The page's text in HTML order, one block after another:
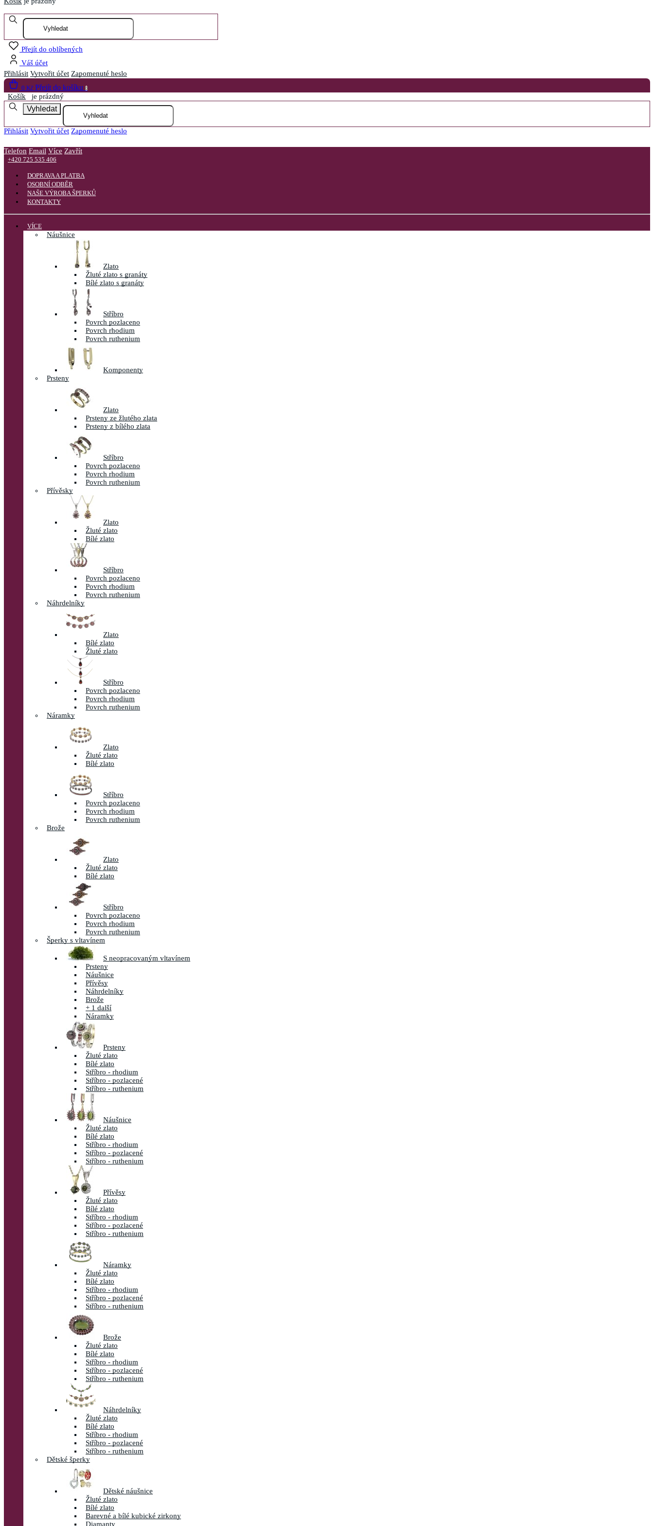
Přejít do oblíbených
Váš účet
Přihlásit Vytvořit účet Zapomenuté heslo
0 Kč Přejít do košíku 0
Košík je prázdný
Vyhledat
Přihlásit Vytvořit účet Zapomenuté heslo
Telefon Email Více Zavřít
+420 725 535 406
DOPRAVA A PLATBA
OSOBNÍ ODBĚR
NAŠE VÝROBA ŠPERKŮ
KONTAKTY
VÍCE
Náušnice
Zlato
Žluté zlato s granáty
Bílé zlato s granáty
Stříbro
Povrch pozlaceno
Povrch rhodium
Povrch ruthenium
Komponenty
Prsteny
Zlato
Prsteny ze žlutého zlata
Prsteny z bílého zlata
Stříbro
Povrch pozlaceno
Povrch rhodium
Povrch ruthenium
Přívěsky
Zlato
Žluté zlato
Bílé zlato
Stříbro
Povrch pozlaceno
Povrch rhodium
Povrch ruthenium
Náhrdelníky
Zlato
Bílé zlato
Žluté zlato
Stříbro
Povrch pozlaceno
Povrch rhodium
Povrch ruthenium
Náramky
Zlato
Žluté zlato
Bílé zlato
Stříbro
Povrch pozlaceno
Povrch rhodium
Povrch ruthenium
Brože
Zlato
Žluté zlato
Bílé zlato
Stříbro
Povrch pozlaceno
Povrch rhodium
Povrch ruthenium
Šperky s vltavínem
S neopracovaným vltavínem
Prsteny
Náušnice
Přívěsy
Náhrdelníky
Brože
+ 1 další
Náramky
Prsteny
Žluté zlato
Bílé zlato
Stříbro - rhodium
Stříbro - pozlacené
Stříbro - ruthenium
Náušnice
Žluté zlato
Bílé zlato
Stříbro - rhodium
Stříbro - pozlacené
Stříbro - ruthenium
Přívěsy
Žluté zlato
Bílé zlato
Stříbro - rhodium
Stříbro - pozlacené
Stříbro - ruthenium
Náramky
Žluté zlato
Bílé zlato
Stříbro - rhodium
Stříbro - pozlacené
Stříbro - ruthenium
Brože
Žluté zlato
Bílé zlato
Stříbro - rhodium
Stříbro - pozlacené
Stříbro - ruthenium
Náhrdelníky
Žluté zlato
Bílé zlato
Stříbro - rhodium
Stříbro - pozlacené
Stříbro - ruthenium
Dětské šperky
Dětské náušnice
Žluté zlato
Bílé zlato
Barevné a bílé kubické zirkony
Diamanty